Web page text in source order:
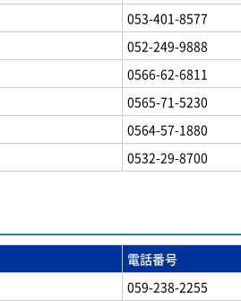
053-401-8577
052-249-9888
0566-62-6811
0565-71-5230
0564-57-1880
0532-29-8700
電話番号
059-238-2255